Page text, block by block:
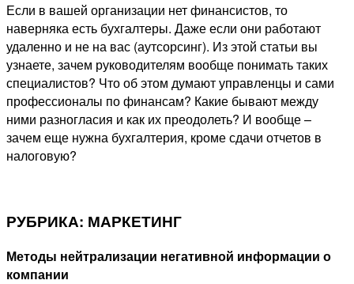
Если в вашей организации нет финансистов, то
наверняка есть бухгалтеры. Даже если они работают
удаленно и не на вас (аутсорсинг). Из этой статьи вы
узнаете, зачем руководителям вообще понимать таких
специалистов? Что об этом думают управленцы и сами
профессионалы по финансам? Какие бывают между
ними разногласия и как их преодолеть? И вообще –
зачем еще нужна бухгалтерия, кроме сдачи отчетов в
налоговую?
РУБРИКА: МАРКЕТИНГ
Методы нейтрализации негативной информации о
компании